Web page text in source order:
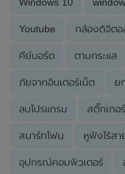
Youtube กล้องดิจิตอ
คีย์บอร์ด ตามกระแส
ภัยจากอินเตอร์เน็ต ย
ลบโปรแกรม สติ๊กเกอร์
สมาร์ทโฟน หูฟังไร้สา
อุปกรณ์คอมพิวเตอร์